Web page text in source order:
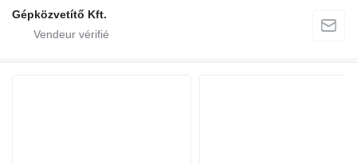
Gépközvetítő Kft.